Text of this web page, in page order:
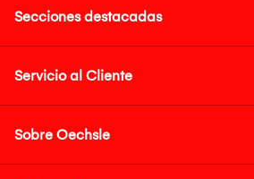
Secciones destacadas
Servicio al Cliente
Sobre Oechsle